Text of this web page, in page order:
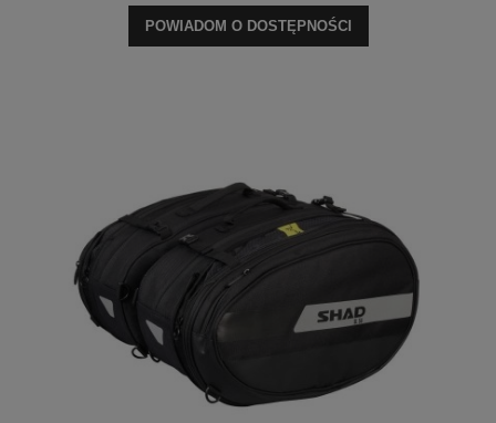
POWIADOM O DOSTĘPNOŚCI